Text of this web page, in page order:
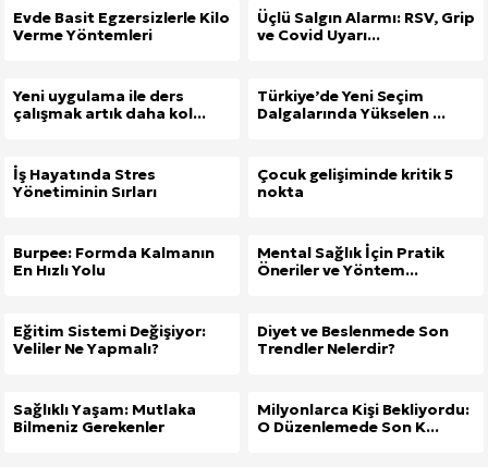
Evde Basit Egzersizlerle Kilo
Verme Yöntemleri
Üçlü Salgın Alarmı: RSV, Grip
ve Covid Uyarı...
Yeni uygulama ile ders
çalışmak artık daha kol...
Türkiye’de Yeni Seçim
Dalgalarında Yükselen ...
İş Hayatında Stres
Yönetiminin Sırları
Çocuk gelişiminde kritik 5
nokta
Burpee: Formda Kalmanın
En Hızlı Yolu
Mental Sağlık İçin Pratik
Öneriler ve Yöntem...
Eğitim Sistemi Değişiyor:
Veliler Ne Yapmalı?
Diyet ve Beslenmede Son
Trendler Nelerdir?
Sağlıklı Yaşam: Mutlaka
Bilmeniz Gerekenler
Milyonlarca Kişi Bekliyordu:
O Düzenlemede Son K...